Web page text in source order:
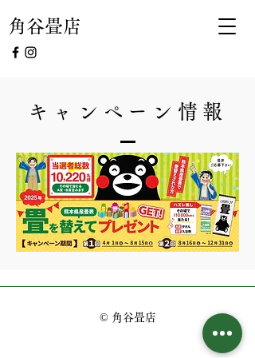
角谷畳店
キャンペーン情報
© 角谷畳店